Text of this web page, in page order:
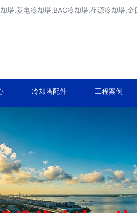
,菱电冷却塔,BAC冷却塔,荏源冷却塔,金
冷却塔配件 工程案例